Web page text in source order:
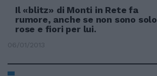
Il «blitz» di Monti in Rete fa
rumore, anche se non sono solo
rose e fiori per lui.
06/01/2013